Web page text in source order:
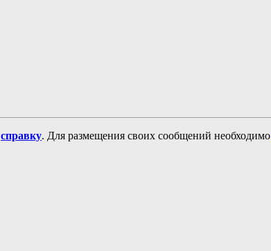
справку. Для размещения своих сообщений необходимо